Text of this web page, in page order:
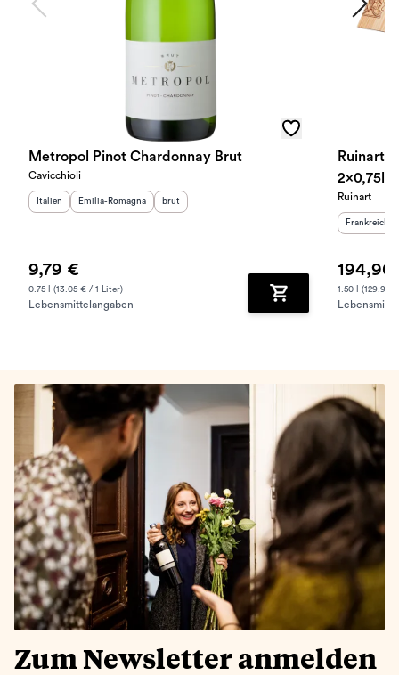
Metropol Pinot Chardonnay Brut
Cavicchioli
Herkunftsland
Italien Herkunftsregion:
Emilia-Romagna Geschmack
brut
9,79 €
0.75 l (13.05 € / 1 Liter)
Lebensmittelangaben Zum Warenkorb
Ruinart
2x0,75l
Ruinart
Frankreich
194,90
1.50 l (129.93
Zum Newsletter anmelden